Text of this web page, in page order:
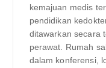
kemajuan medis
pendidikan
ditawarkan secara
perawat. Rumah
dalam konferensi,